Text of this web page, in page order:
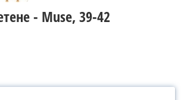
- Muse, 39-42